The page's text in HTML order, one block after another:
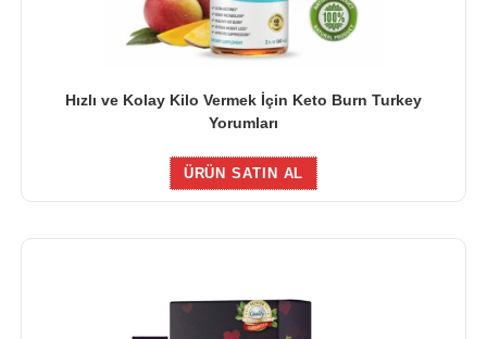
Hızlı ve Kolay Kilo Vermek İçin Keto Burn Turkey
Yorumları
ÜRÜN SATIN AL